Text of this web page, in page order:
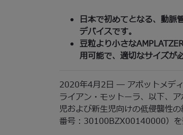
日本で初めてとなる、動脈
デバイスです。
豆粒より小さな
用可能で、適切なサイズが
2020年4月2日 ― アボットメデ
ライアン・モットーラ、以下、
児および新生児向けの低侵襲性
番号：30100BZX00140000）を